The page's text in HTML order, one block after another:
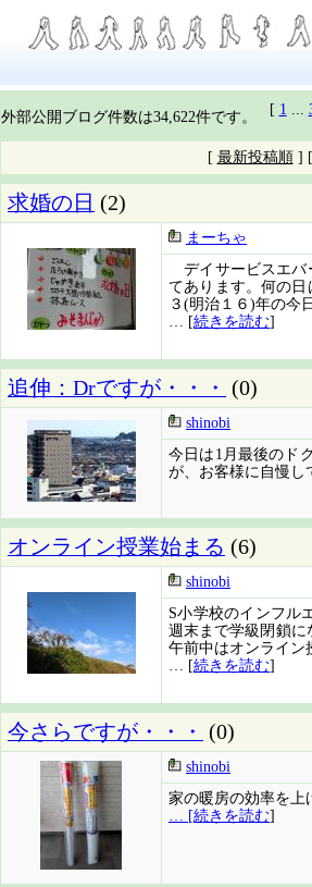
外部公開ブログ件数は34,622件です。 [ 1 ...
[ 最新投稿順] [
求婚の日 (2)
まーちゃ
デイサービスエバ
てあります。何の
３(明治１６)年の今
… [続きを読む]
追伸：Drですが・・・ (0)
shinobi
今日は1月最後のド
が、お客様に自慢し
オンライン授業始まる (6)
shinobi
S小学校のインフル
週末まで学級閉鎖に
午前中はオンライン
… [続きを読む]
今さらですが・・・ (0)
shinobi
家の暖房の効率を上
… [続きを読む]